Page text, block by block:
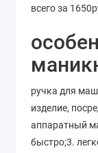
всего за
ручка для
изделие,
аппаратный
быстро;3.